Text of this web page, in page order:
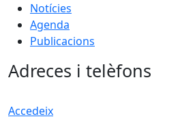
Notícies
Agenda
Publicacions
Adreces i telèfons
Accedeix